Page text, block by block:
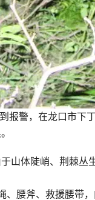
报警，在龙口市下
山体陡峭、荆棘
腰斧、救援腰带